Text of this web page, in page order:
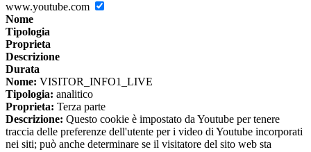
www.youtube.com
Nome
Tipologia
Proprieta
Descrizione
Durata
Nome: VISITOR_INFO1_LIVE
Tipologia: analitico
Proprieta: Terza parte
Descrizione: Questo cookie è impostato da Youtube per tenere
traccia delle preferenze dell'utente per i video di Youtube incorporati
nei siti; può anche determinare se il visitatore del sito web sta